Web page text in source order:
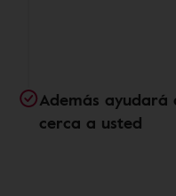
Además
cerca a usted